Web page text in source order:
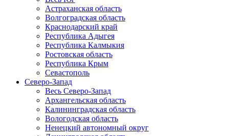
Астраханская область
Волгоградская область
Краснодарский край
Республика Адыгея
Республика Калмыкия
Ростовская область
Республика Крым
Севастополь
Северо-Запад
Весь Северо-Запад
Архангельская область
Калининградская область
Вологодская область
Ненецкий автономный округ